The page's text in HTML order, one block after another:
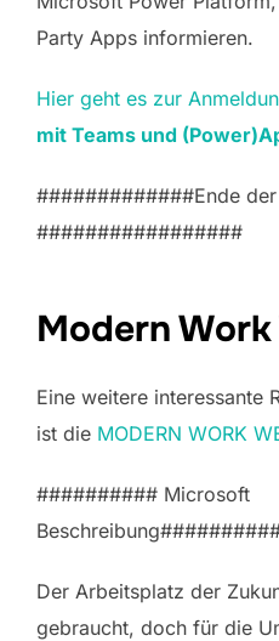
Party Apps informieren.
Hier geht es zur
mit Teams und
#############Ende der
#################
Modern
Eine weitere interessante
ist die MODERN WORK
########## Microsoft
Der Arbeitsplatz der
gebraucht, doch für die